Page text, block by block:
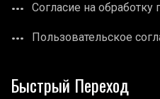
Согласие на
Пользовательское
Быстрый Переход